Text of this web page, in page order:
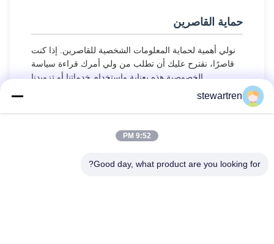
حماية القاصرين
نولي أهمية لحماية المعلومات الشخصية للقاصرين. إذا كنت
قاصرًا، نقترح عليك أن تطلب من ولي أمرك قراءة سياسة
الخصوصية هذه بعناية واستخدام خدماتنا أو تزويدنا
بالمعلومات على أساس الحصول على موافقة ولي أمرك.
stewartren
9:52 PM
Good day, what product are you looking for?